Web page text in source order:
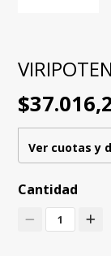
Ver cuotas y
Cantidad
1